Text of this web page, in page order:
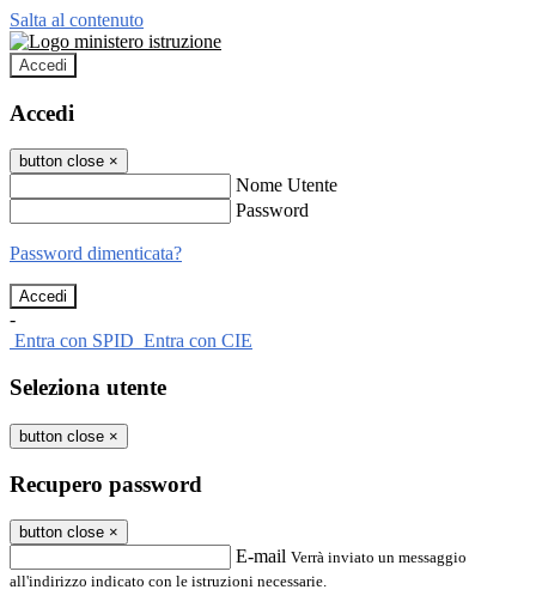
Salta al contenuto
Accedi
Accedi
button close ×
Nome Utente
Password
Password dimenticata?
-
Entra con SPID Entra con CIE
Seleziona utente
button close ×
Recupero password
button close ×
E-mail Verrà inviato un messaggio
all'indirizzo indicato con le istruzioni necessarie.